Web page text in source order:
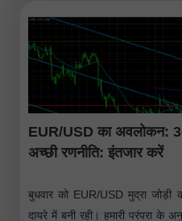
EUR/USD का अवलोकन:
अच्छी रणनीति: इंतजार करें
बुधवार को EUR/USD मुद्रा
दायरे में बनी रही। हमारी परंपरा के